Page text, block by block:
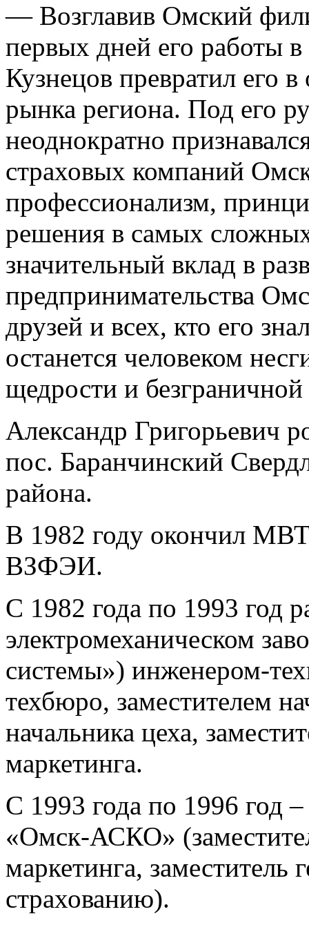
— Возглавив Омский
первых дней его работы
Кузнецов превратил его
рынка региона. Под его
неоднократно
страховых компаний
профессионализм,
решения в самых
значительный вклад в
предпринимательства
друзей и всех, кто его
останется человеком
щедрости и
Александр Григорьевич
пос. Баранчинский
района.
В 1982 году окончил
ВЗФЭИ.
С 1982 года по 1993 год
электромеханическом
системы») инженером-
техбюро, заместителем
начальника цеха,
маркетинга.
С 1993 года по 1996 год
«Омск-АСКО»
маркетинга, заместитель
страхованию).